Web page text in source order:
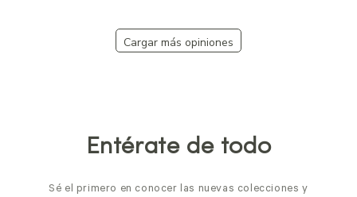
Cargar más opiniones
Entérate de todo
Sé el primero en conocer las nuevas colecciones y